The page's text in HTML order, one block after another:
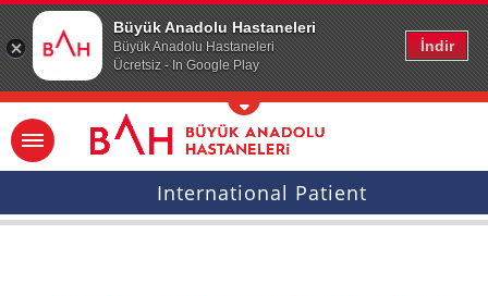
Büyük Anadolu Hastaneleri
Büyük Anadolu Hastaneleri
Ücretsiz - In Google Play
İndir
Ana icerige atla
International Patient